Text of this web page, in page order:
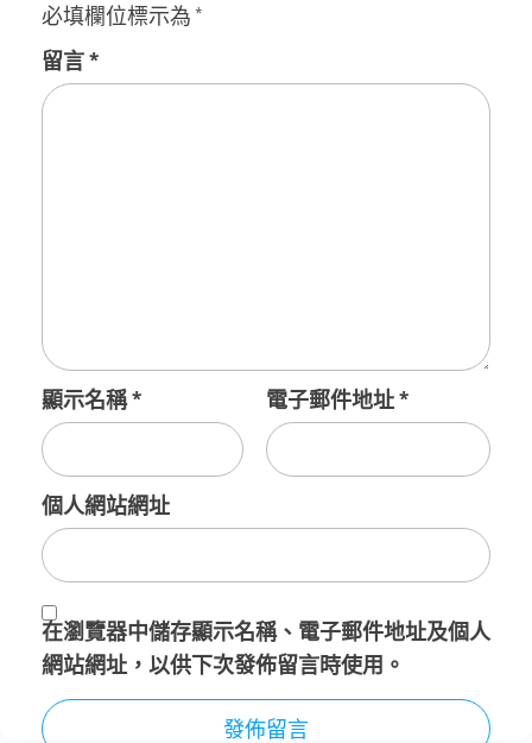
必填欄位標示為 *
留言*
顯示名稱* 電子郵件地址*
個人網站網址
在瀏覽器中儲存顯示名稱、電子郵件地址及個人
網站網址，以供下次發佈留言時使用。